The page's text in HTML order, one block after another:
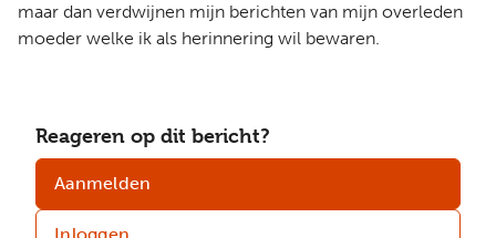
maar dan verdwijnen mijn berichten van mijn overleden
moeder welke ik als herinnering wil bewaren.
Reageren op dit bericht?
Aanmelden